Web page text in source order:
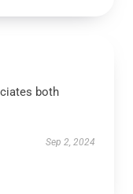
both
Sep 2, 2024